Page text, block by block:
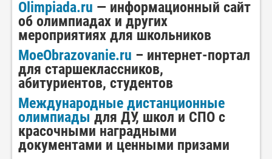
Olimpiada.ru — информационный сайт
об олимпиадах и других
мероприятиях для школьников
MoeObrazovanie.ru – интернет-портал
для старшеклассников,
абитуриентов, студентов
Международные дистанционные
олимпиады для ДУ, школ и СПО с
красочными наградными
документами и ценными призами